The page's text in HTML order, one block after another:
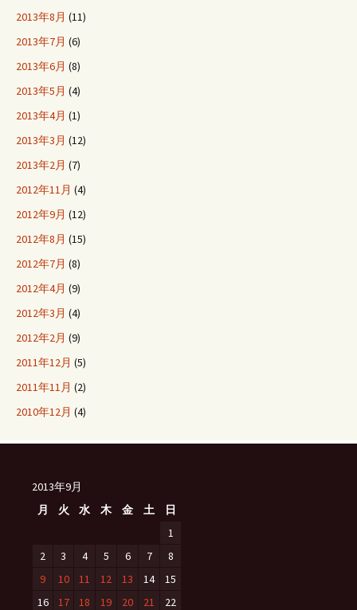
2013年8月 (11)
2013年7月 (6)
2013年6月 (8)
2013年5月 (4)
2013年4月 (1)
2013年3月 (12)
2013年2月 (7)
2012年11月 (4)
2012年9月 (12)
2012年8月 (15)
2012年7月 (8)
2012年4月 (9)
2012年3月 (4)
2012年2月 (9)
2011年12月 (5)
2011年11月 (2)
2010年12月 (4)
2013年9月
月
火 水 木 金 土
日
1
2
3 4 5 6 7
8
9
10 11 12 13 14
15
16
17 18 19 20 21
22